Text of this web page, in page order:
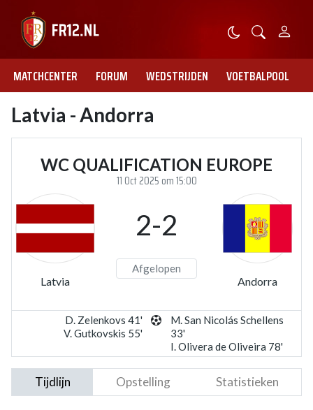
MATCHCENTER FORUM WEDSTRIJDEN VOETBALPOOL
Latvia - Andorra
WC QUALIFICATION EUROPE
11 Oct 2025 om 15:00
Latvia
2-2
Afgelopen
Andorra
D. Zelenkovs 41'
V. Gutkovskis 55'
M. San Nicolás Schellens
33'
I. Olivera de Oliveira 78'
Tijdlijn Opstelling Statistieken